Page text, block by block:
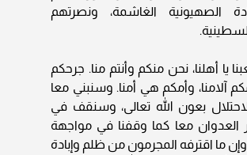
الصهيونية الغاشمة، ونصرتهم
يا أهلنا، نحن منكم وأنتم منا. جرحكم
آلامنا، وأمكم هي أمنا. وسنبني معا
بعون الله تعالى، وسنقف في
العدوان معا كما وقفنا في مواجهة
وإن ما اقترفه المجرمون من ظلم وإبادة